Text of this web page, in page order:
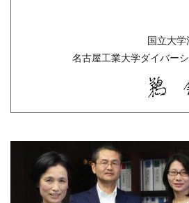
国立大
名古屋工業大学ダイバー